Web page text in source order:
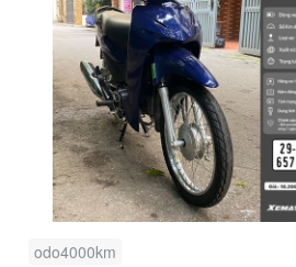
odo4000km